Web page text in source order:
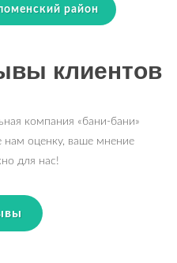
район
клиентов
компания «бани-бани»
нам оценку, ваше мнение
для нас!